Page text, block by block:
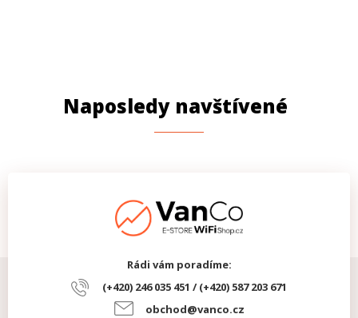
Naposledy navštívené
Rádi vám poradíme:
(+420) 246 035 451 / (+420) 587 203 671
obchod@vanco.cz